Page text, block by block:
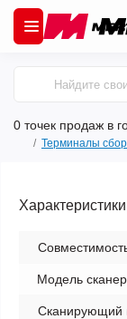
0 точек продаж в
Терминалы
Модель
Сканирующий